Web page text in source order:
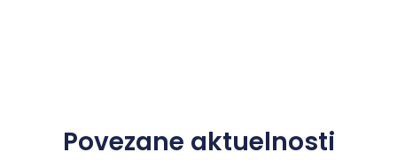
Povezane aktuelnosti